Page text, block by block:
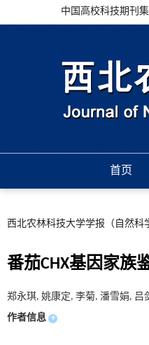
中国高校科技期刊
首页
西北农林科技大学学报（自然科
番茄CHX基因家族
郑永琪, 姚康定, 李菊, 潘雪娟, 吕
作者信息 +